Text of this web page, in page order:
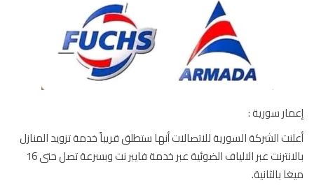
سورية :
الشركة السورية للاتصالات أنها ستطلق قريباً خدمة تزويد المنازل
بالانترنت عبر الالياف الضوئية عبر خدمة فايبر نت وبسرعة تصل حتى 16
بالثانية.